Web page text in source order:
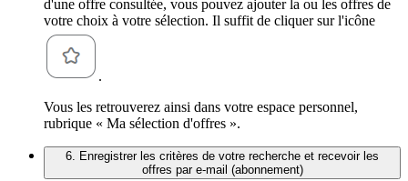
d'une offre consultée, vous pouvez ajouter la ou les offres de
votre choix à votre sélection. Il suffit de cliquer sur l'icône
.
Vous les retrouverez ainsi dans votre espace personnel,
rubrique « Ma sélection d'offres ».
6. Enregistrer les critères de votre recherche et recevoir les
offres par e-mail (abonnement)